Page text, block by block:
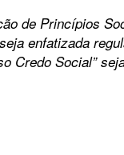
de Princípios
enfatizada
Credo Social”